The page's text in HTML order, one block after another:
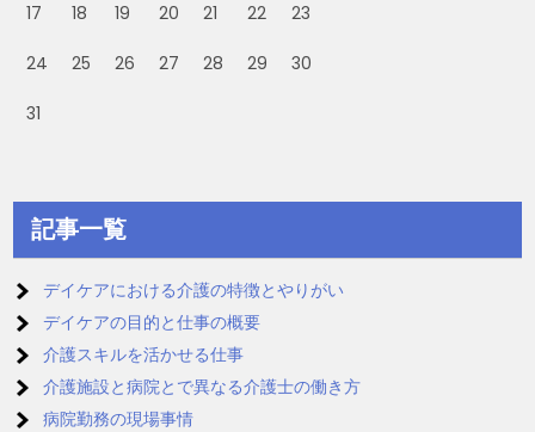
17 18 19 20 21 22 23
24 25 26 27 28 29 30
31
記事一覧
デイケアにおける介護の特徴とやりがい
デイケアの目的と仕事の概要
介護スキルを活かせる仕事
介護施設と病院とで異なる介護士の働き方
病院勤務の現場事情